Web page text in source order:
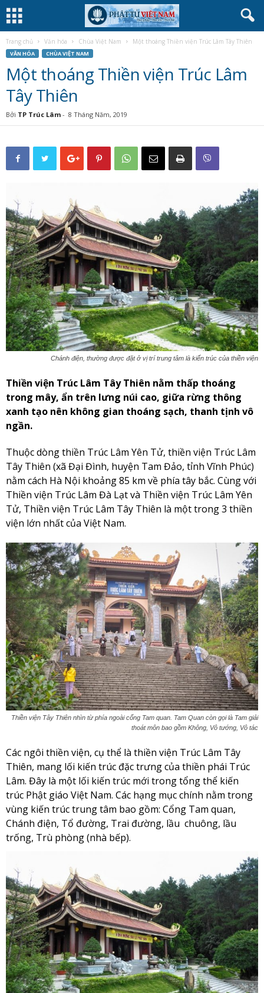
Trang chủ Văn hóa Chùa Việt Nam Một thoáng Thiền viện Trúc Lâm Tây Thiên
VĂN HÓA CHÙA VIỆT NAM
Một thoáng Thiền viện Trúc Lâm
Tây Thiên
Bởi TP Trúc Lâm - 8 Tháng Năm, 2019
Chánh điện, thường được đặt ở vị trí trung tâm là kiến trúc của thiền viện
Thiền viện Trúc Lâm Tây Thiên nằm thấp thoáng
trong mây, ẩn trên lưng núi cao, giữa rừng thông
xanh tạo nên không gian thoáng sạch, thanh tịnh vô
ngần.
Thuộc dòng thiền Trúc Lâm Yên Tử, thiền viện Trúc Lâm
Tây Thiên (xã Đại Đình, huyện Tam Đảo, tỉnh Vĩnh Phúc)
nằm cách Hà Nội khoảng 85 km về phía tây bắc. Cùng với
Thiền viện Trúc Lâm Đà Lạt và Thiền viện Trúc Lâm Yên
Tử, Thiền viện Trúc Lâm Tây Thiên là một trong 3 thiền
viện lớn nhất của Việt Nam.
Thiền viện Tây Thiên nhìn từ phía ngoài cổng Tam quan. Tam Quan còn gọi là Tam giải
thoát môn bao gồm Không, Vô tướng, Vô tác
Các ngôi thiền viện, cụ thể là thiền viện Trúc Lâm Tây
Thiên, mang lối kiến trúc đặc trưng của thiền phái Trúc
Lâm. Đây là một lối kiến trúc mới trong tổng thể kiến
trúc Phật giáo Việt Nam. Các hạng mục chính nằm trong
vùng kiến trúc trung tâm bao gồm: Cổng Tam quan,
Chánh điện, Tổ đường, Trai đường, lầu chuông, lầu
trống, Trù phòng (nhà bếp).